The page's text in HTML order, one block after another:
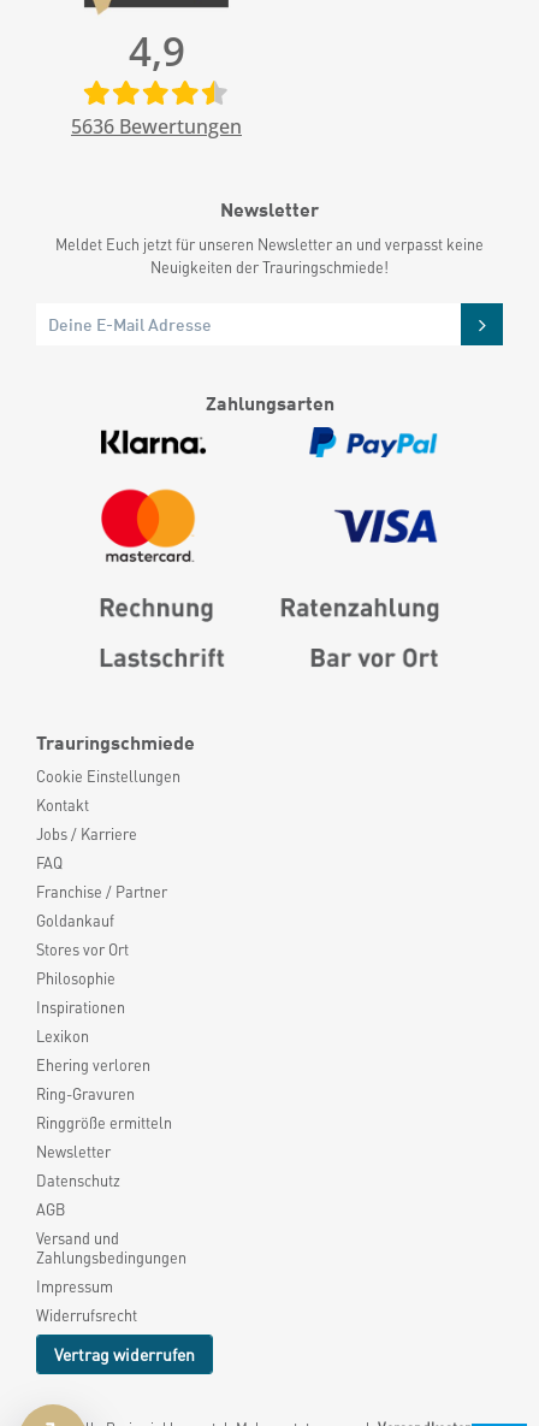
Trauringschmiede
Cookie Einstellungen
Kontakt
Jobs / Karriere
FAQ
Franchise / Partner
Goldankauf
Stores vor Ort
Philosophie
Inspirationen
Lexikon
Ehering verloren
Ring-Gravuren
Ringgröße ermitteln
Newsletter
Datenschutz
AGB
Versand und
Zahlungsbedingungen
Impressum
Widerrufsrecht
Vertrag widerrufen
4,9
5636 Bewertungen
Newsletter
Meldet Euch jetzt für unseren Newsletter an und verpasst keine
Neuigkeiten der Trauringschmiede!
Zahlungsarten